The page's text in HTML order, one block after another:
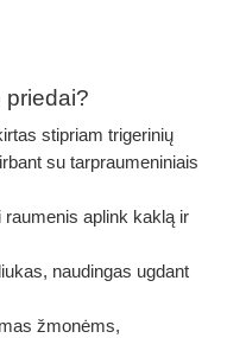
priedai?
stipriam trigerinių
su tarpraumeniniais
aplink kaklą ir
naudingas ugdant
žmonėms,